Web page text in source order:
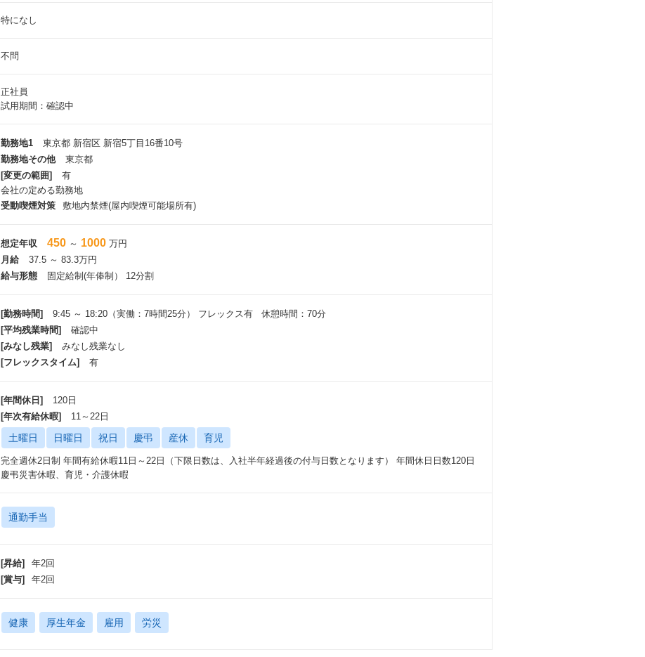
特になし
不問
正社員
試用期間：確認中
勤務地1
東京都 新宿区 新宿5丁目16番10号
勤務地その他
東京都
[変更の範囲]
有
会社の定める勤務地
受動喫煙対策
敷地内禁煙(屋内喫煙可能場所有)
想定年収 450 ～ 1000 万円
月給
37.5 ～ 83.3万円
給与形態
固定給制(年俸制） 12分割
[勤務時間]
9:45 ～ 18:20（実働：7時間25分） フレックス有 休憩時間：70分
[平均残業時間]
確認中
[みなし残業]
みなし残業なし
[フレックスタイム]
有
[年間休日]
120日
[年次有給休暇]
11～22日
土曜日 日曜日 祝日 慶弔 産休 育児
完全週休2日制 年間有給休暇11日～22日（下限日数は、入社半年経過後の付与日数となります） 年間休日日数120日
慶弔災害休暇、育児・介護休暇
通勤手当
[昇給]
年2回
[賞与]
年2回
健康 厚生年金 雇用 労災